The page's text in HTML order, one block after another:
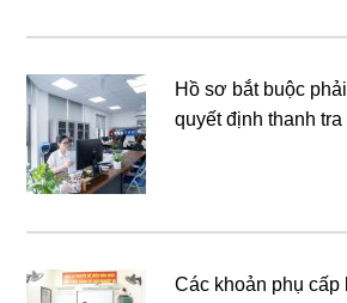
Hồ sơ bắt buộc
quyết định thanh tra
Các khoản phụ cấp